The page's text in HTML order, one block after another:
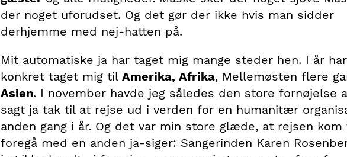
der noget uforudset. Og det gør der ikke hvis man sidder
derhjemme med nej-hatten på.
Mit automatiske ja har taget mig mange steder hen. I år
konkret taget mig til Amerika, Afrika, Mellemøsten flere
Asien. I november havde jeg således den store fornøjelse
sagt ja tak til at rejse ud i verden for en humanitær
anden gang i år. Og det var min store glæde, at rejsen
foregå med en anden ja-siger: Sangerinden Karen